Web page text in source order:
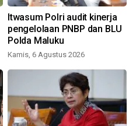
Itwasum Polri audit kinerja
pengelolaan PNBP dan BLU
Polda Maluku
Kamis, 6 Agustus 2026